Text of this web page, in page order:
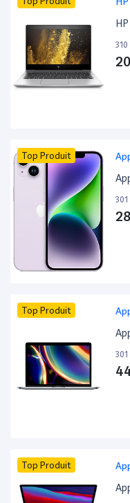
Top Produit
Top Produit
Top Produit